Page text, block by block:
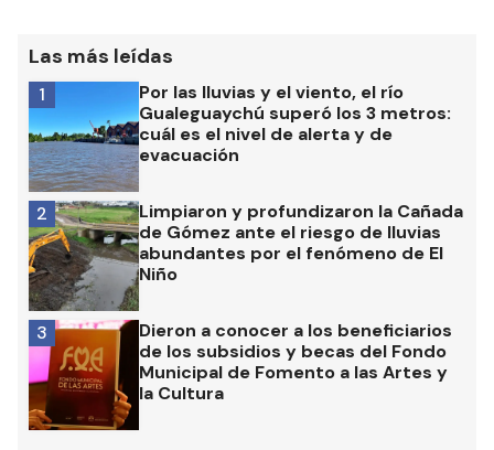
Las más leídas
Por las lluvias y el viento, el río
Gualeguaychú superó los 3 metros:
cuál es el nivel de alerta y de
evacuación
1
Limpiaron y profundizaron la Cañada
de Gómez ante el riesgo de lluvias
abundantes por el fenómeno de El
Niño
2
Dieron a conocer a los beneficiarios
de los subsidios y becas del Fondo
Municipal de Fomento a las Artes y
la Cultura
3